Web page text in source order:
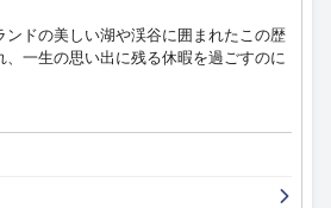
ンドの美しい湖や渓谷に囲まれたこの歴
、一生の思い出に残る休暇を過ごすのに